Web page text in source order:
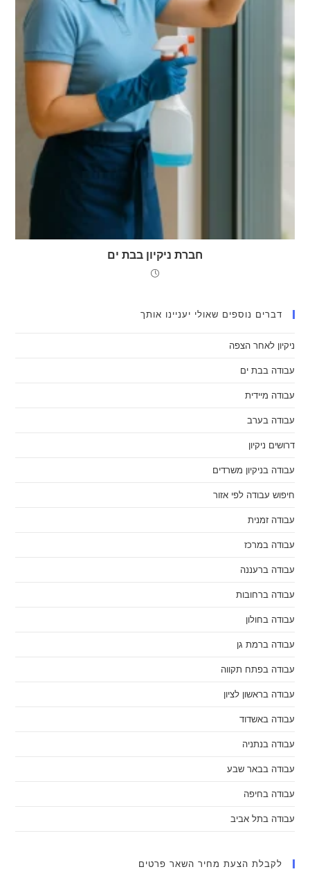
חברת ניקיון בבת ים
דברים נוספים שאולי יעניינו אותך
ניקיון לאחר הצפה
עבודה בבת ים
עבודה מיידית
עבודה בערב
דרושים ניקיון
עבודה בניקיון משרדים
חיפוש עבודה לפי אזור
עבודה זמנית
עבודה במרכז
עבודה ברעננה
עבודה ברחובות
עבודה בחולון
עבודה ברמת גן
עבודה בפתח תקווה
עבודה בראשון לציון
עבודה באשדוד
עבודה בנתניה
עבודה בבאר שבע
עבודה בחיפה
עבודה בתל אביב
לקבלת הצעת מחיר השאר פרטים